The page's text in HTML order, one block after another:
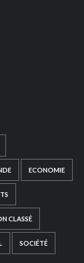
ECONOMIE
CLASSÉ
SOCIÉTÉ